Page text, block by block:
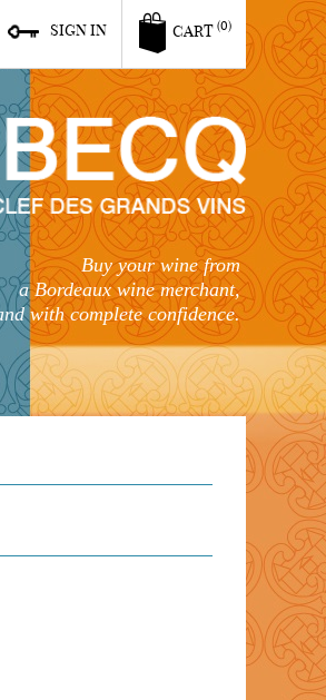
CART (0)
SIGN IN
Buy your wine from
a Bordeaux wine merchant,
with complete confidence.